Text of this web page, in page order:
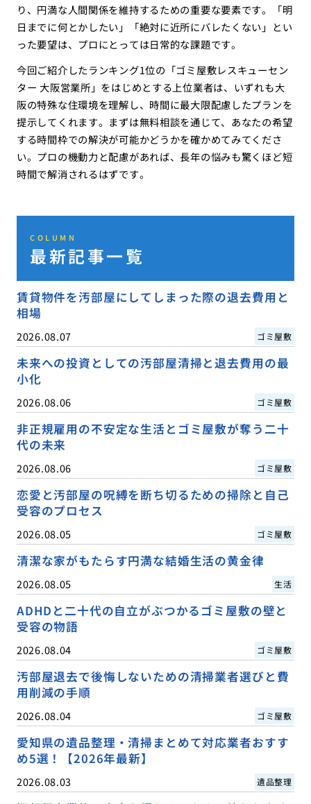
り、円満な人間関係を維持するための重要な要素です。「明
日までに何とかしたい」「絶対に近所にバレたくない」とい
った要望は、プロにとっては日常的な課題です。
今回ご紹介したランキング1位の「ゴミ屋敷レスキューセン
ター 大阪営業所」をはじめとする上位業者は、いずれも大
阪の特殊な住環境を理解し、時間に最大限配慮したプランを
提示してくれます。まずは無料相談を通じて、あなたの希望
する時間枠での解決が可能かどうかを確かめてみてくださ
い。プロの機動力と配慮があれば、長年の悩みも驚くほど短
時間で解消されるはずです。
COLUMN
最新記事一覧
賃貸物件を汚部屋にしてしまった際の退去費用と
相場
2026.08.07 ゴミ屋敷
未来への投資としての汚部屋清掃と退去費用の最
小化
2026.08.06 ゴミ屋敷
非正規雇用の不安定な生活とゴミ屋敷が奪う二十
代の未来
2026.08.06 ゴミ屋敷
恋愛と汚部屋の呪縛を断ち切るための掃除と自己
受容のプロセス
2026.08.05 ゴミ屋敷
清潔な家がもたらす円満な結婚生活の黄金律
2026.08.05 生活
ADHDと二十代の自立がぶつかるゴミ屋敷の壁と
受容の物語
2026.08.04 ゴミ屋敷
汚部屋退去で後悔しないための清掃業者選びと費
用削減の手順
2026.08.04 ゴミ屋敷
愛知県の遺品整理・清掃まとめて対応業者おすす
め5選！【2026年最新】
2026.08.03 遺品整理